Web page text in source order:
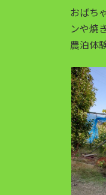
おばち
ンや焼
農泊体